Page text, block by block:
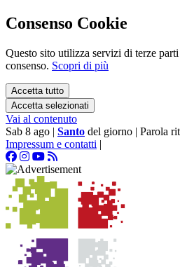
Consenso Cookie
Questo sito utilizza servizi di terze
consenso. Scopri di più
Accetta tutto
Accetta selezionati
Vai al contenuto
Sab 8 ago | Santo del giorno | Parola
Impressum e contatti |